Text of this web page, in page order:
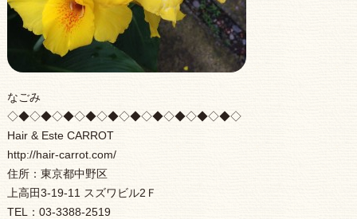
なごみ
◇◆◇◆◇◆◇◆◇◆◇◆◇◆◇◆◇◆◇◆◇
Hair & Este CARROT
http://hair-carrot.com/
住所：東京都中野区
上高田3-19-11 スズワビル2Ｆ
TEL：03-3388-2519